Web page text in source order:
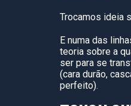
Trocamos ideia
E numa das
teoria sobre a
ser para se
(cara durão,
perfeito).